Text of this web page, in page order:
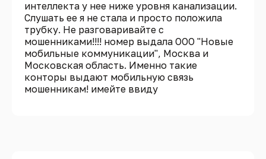
интеллекта у нее ниже уровня канализации.
Слушать ее я не стала и просто положила
трубку. Не разговаривайте с
мошенниками!!!! номер выдала ООО "Новые
мобильные коммуникации", Москва и
Московская область. Именно такие
конторы выдают мобильную связь
мошенникам! имейте ввиду